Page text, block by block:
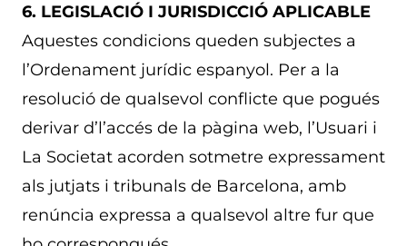
6. LEGISLACIÓ I JURISDICCIÓ APLICABLE
Aquestes condicions queden subjectes a
l’Ordenament jurídic espanyol. Per a la
resolució de qualsevol conflicte que pogués
derivar d’l’accés de la pàgina web, l’Usuari i
La Societat acorden sotmetre expressament
als jutjats i tribunals de Barcelona, ​​amb
renúncia expressa a qualsevol altre fur que